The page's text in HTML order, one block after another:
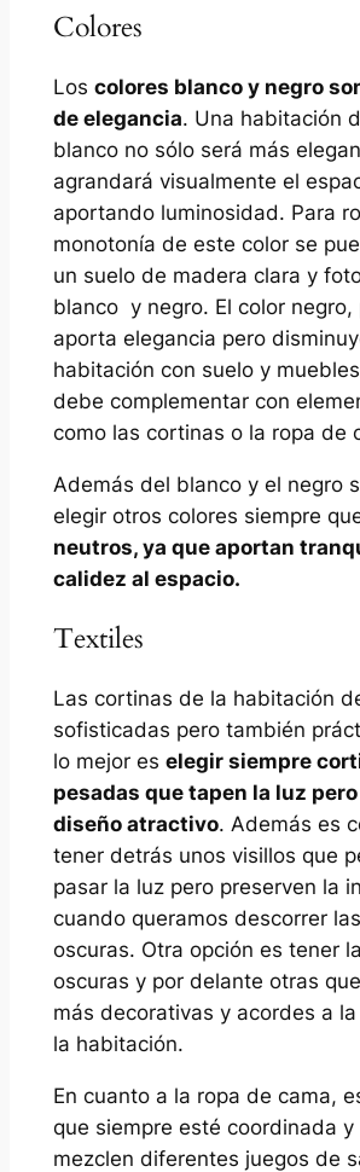
Colores
Los colores blanco y negro
de elegancia. Una habitación
blanco no sólo será más
agrandará visualmente el
aportando luminosidad. Para
monotonía de este color se
un suelo de madera clara y
blanco y negro. El color negro,
aporta elegancia pero
habitación con suelo y
debe complementar con
como las cortinas o la ropa de
Además del blanco y el negro
elegir otros colores siempre
neutros, ya que aportan
calidez al espacio.
Textiles
Las cortinas de la habitación
sofisticadas pero también
lo mejor es elegir siempre
pesadas que tapen la luz
diseño atractivo. Además es
tener detrás unos visillos que
pasar la luz pero preserven la
cuando queramos descorrer
oscuras. Otra opción es tener
oscuras y por delante otras
más decorativas y acordes a
la habitación.
En cuanto a la ropa de cama,
que siempre esté coordinada y
mezclen diferentes juegos de